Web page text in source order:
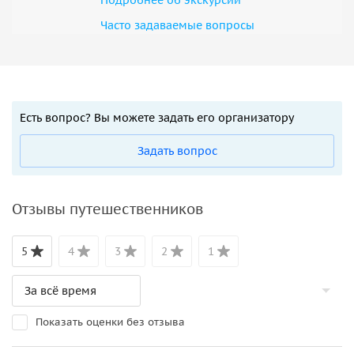
Часто задаваемые вопросы
Есть вопрос? Вы можете задать его организатору
Задать вопрос
Отзывы путешественников
5 4 3 2 1
Показать оценки без отзыва